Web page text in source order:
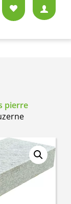
pierre